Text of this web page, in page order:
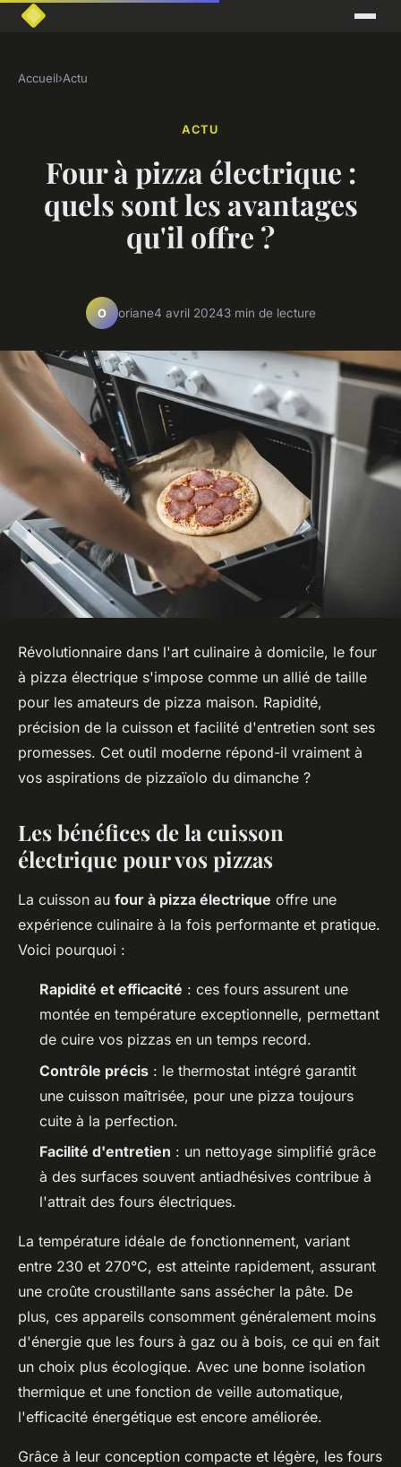
Accueil›Actu
ACTU
Four à pizza électrique :
quels sont les avantages
qu'il offre ?
O oriane4 avril 20243 min de lecture
Révolutionnaire dans l'art culinaire à domicile, le four
à pizza électrique s'impose comme un allié de taille
pour les amateurs de pizza maison. Rapidité,
précision de la cuisson et facilité d'entretien sont ses
promesses. Cet outil moderne répond-il vraiment à
vos aspirations de pizzaïolo du dimanche ?
Les bénéfices de la cuisson
électrique pour vos pizzas
La cuisson au four à pizza électrique offre une
expérience culinaire à la fois performante et pratique.
Voici pourquoi :
Rapidité et efficacité : ces fours assurent une
montée en température exceptionnelle, permettant
de cuire vos pizzas en un temps record.
Contrôle précis : le thermostat intégré garantit
une cuisson maîtrisée, pour une pizza toujours
cuite à la perfection.
Facilité d'entretien : un nettoyage simplifié grâce
à des surfaces souvent antiadhésives contribue à
l'attrait des fours électriques.
La température idéale de fonctionnement, variant
entre 230 et 270°C, est atteinte rapidement, assurant
une croûte croustillante sans assécher la pâte. De
plus, ces appareils consomment généralement moins
d'énergie que les fours à gaz ou à bois, ce qui en fait
un choix plus écologique. Avec une bonne isolation
thermique et une fonction de veille automatique,
l'efficacité énergétique est encore améliorée.
Grâce à leur conception compacte et légère, les fours